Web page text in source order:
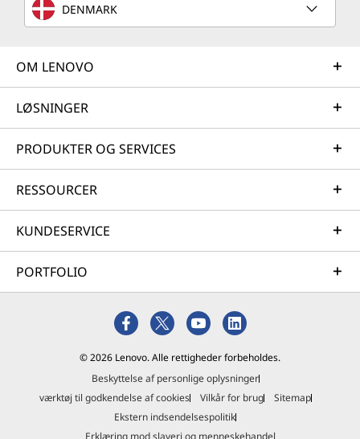
DENMARK
OM LENOVO
LØSNINGER
PRODUKTER OG SERVICES
RESSOURCER
KUNDESERVICE
PORTFOLIO
© 2026 Lenovo. Alle rettigheder forbeholdes.
Beskyttelse af personlige oplysninger
værktøj til godkendelse af cookies
Vilkår for brug
Sitemap
Ekstern indsendelsespolitik
Erklæring mod slaveri og menneskehandel